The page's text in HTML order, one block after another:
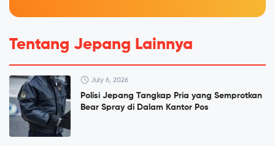
Tentang Jepang Lainnya
July 6, 2026
Polisi Jepang Tangkap Pria yang Semprotkan
Bear Spray di Dalam Kantor Pos